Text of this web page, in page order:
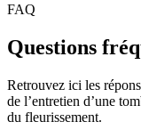
FAQ
Questions
Retrouvez ici les
de l’entretien d’une
du fleurissement.